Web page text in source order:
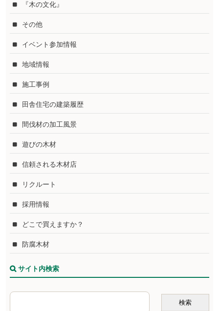
『木の文化』
その他
イベント参加情報
地域情報
施工事例
田舎住宅の建築履歴
間伐材の加工風景
遊びの木材
信頼される木材店
リクルート
採用情報
どこで買えますか？
防腐木材
サイト内検索